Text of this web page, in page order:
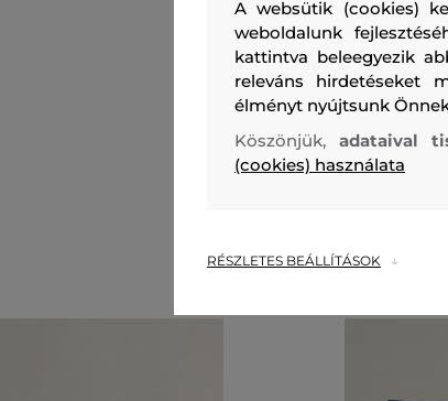
felső anyag
PAMUT
100 %
A websütik (cookies)
weboldalunk
kattintva beleegyezik
releváns hirdetéseket
élményt nyújtsunk
Köszönjük, adataival
(cookies) használata
RÉSZLETES BEÁLLÍTÁSOK